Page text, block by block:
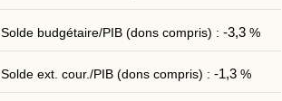
Solde budgétaire/PIB (dons compris) : -3,3%
Solde ext. cour./PIB (dons compris) : -1,3%